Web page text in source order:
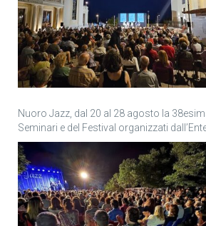
Nuoro Jazz, dal 20 al 28 agosto la
Seminari e del Festival organizzati